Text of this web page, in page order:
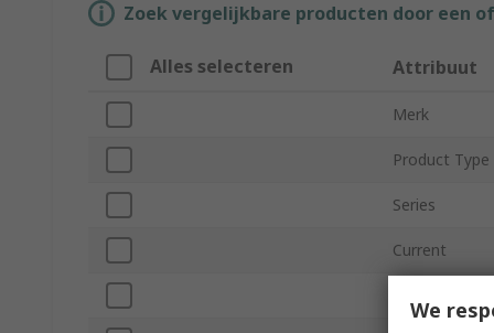
Zoek vergelijkbare producten door een
Alles selecteren Attribuut
Merk
Product Type
Series
Current
We